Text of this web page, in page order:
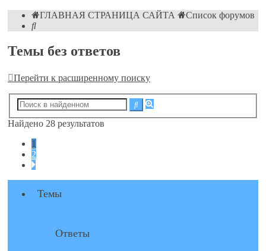
ГЛАВНАЯ СТРАНИЦА САЙТА
Список форумов
Поиск
Темы без ответов
Перейти к расширенному поиску
Поиск
Найдено 28 результатов
1
2
След.
Темы
Ответы